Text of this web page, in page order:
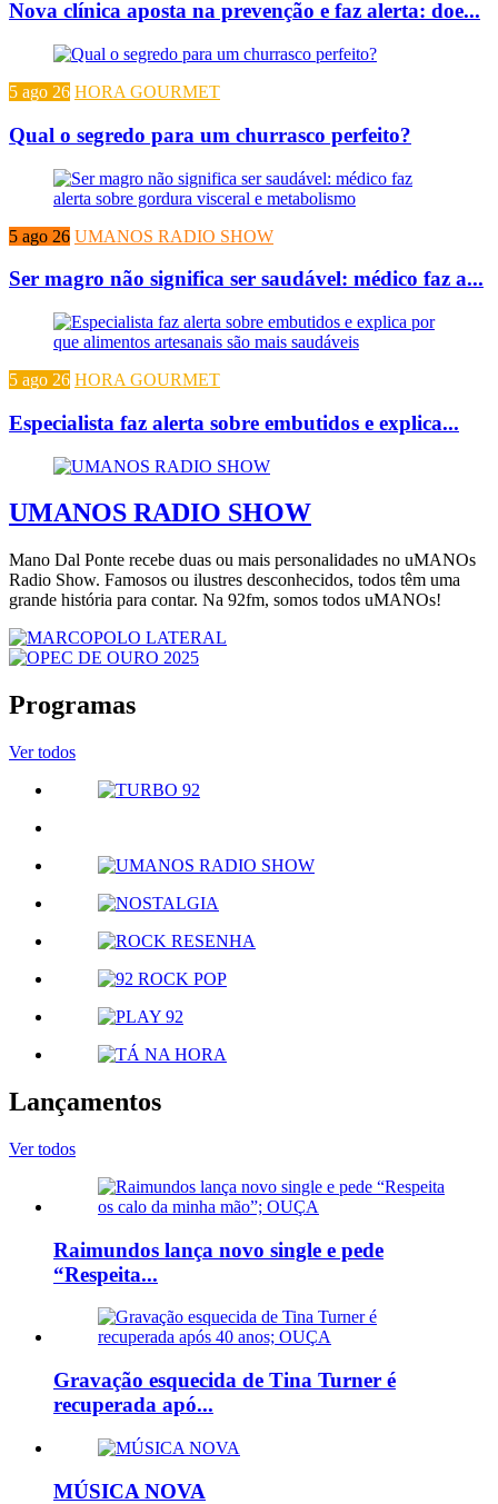
Nova clínica aposta na prevenção e faz alerta: doe...
5 ago 26 HORA GOURMET
Qual o segredo para um churrasco perfeito?
5 ago 26 UMANOS RADIO SHOW
Ser magro não significa ser saudável: médico faz a...
5 ago 26 HORA GOURMET
Especialista faz alerta sobre embutidos e explica...
UMANOS RADIO SHOW
Mano Dal Ponte recebe duas ou mais personalidades no uMANOs
Radio Show. Famosos ou ilustres desconhecidos, todos têm uma
grande história para contar. Na 92fm, somos todos uMANOs!
Programas
Ver todos
Lançamentos
Ver todos
Raimundos lança novo single e pede
“Respeita...
Gravação esquecida de Tina Turner é
recuperada apó...
MÚSICA NOVA